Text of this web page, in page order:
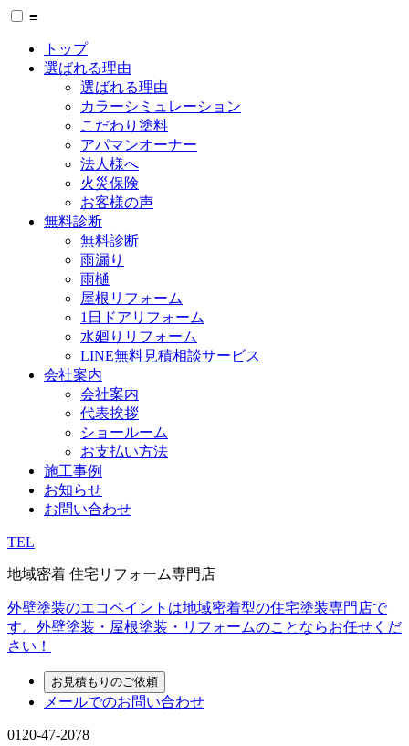
≡
トップ
選ばれる理由
選ばれる理由
カラーシミュレーション
こだわり塗料
アパマンオーナー
法人様へ
火災保険
お客様の声
無料診断
無料診断
雨漏り
雨樋
屋根リフォーム
1日ドアリフォーム
水廻りリフォーム
LINE無料見積相談サービス
会社案内
会社案内
代表挨拶
ショールーム
お支払い方法
施工事例
お知らせ
お問い合わせ
TEL
地域密着 住宅リフォーム専門店
外壁塗装のエコペイントは地域密着型の住宅塗装専門店で
す。外壁塗装・屋根塗装・リフォームのことならお任せくだ
さい！
お見積もりのご依頼
メールでのお問い合わせ
0120-47-2078